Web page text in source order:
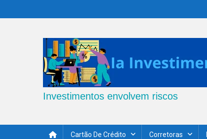
to
Investimentos envolvem riscos
Cartão De Crédito Corretoras